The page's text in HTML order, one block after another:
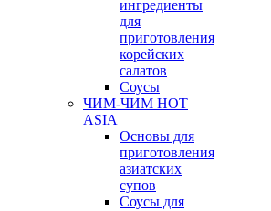
ингредиенты
для
приготовления
корейских
салатов
Соусы
ЧИМ-ЧИМ HOT
ASIA
Основы для
приготовления
азиатских
супов
Соусы для